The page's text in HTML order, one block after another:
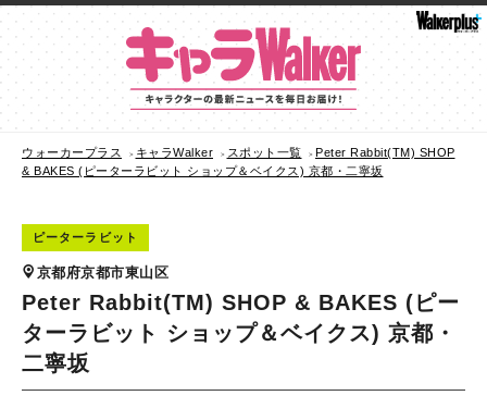
ウォーカープラス キャラWalker スポット一覧
Peter Rabbit(TM) SHOP
& BAKES (ピーターラビット ショップ＆ベイクス) 京都・二寧坂
ピーターラビット
京都府京都市東山区
Peter Rabbit(TM) SHOP & BAKES (ピー
ターラビット ショップ＆ベイクス) 京都・
二寧坂